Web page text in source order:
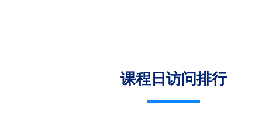
课程日访问排行